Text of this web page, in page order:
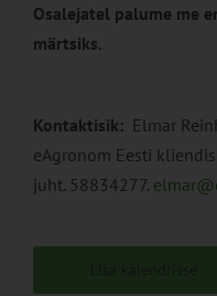
Osalejatel palume me
märtsiks.
Kontaktisik: Elmar
eAgronom Eesti
juht. 58834277.